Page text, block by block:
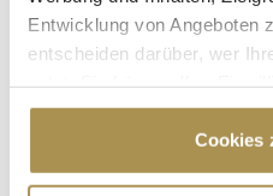
Entwicklung von Angeboten
entscheiden darüber, wer
Cookie-Erklärung oder
Trigger Symbol ändern oder
Cookies